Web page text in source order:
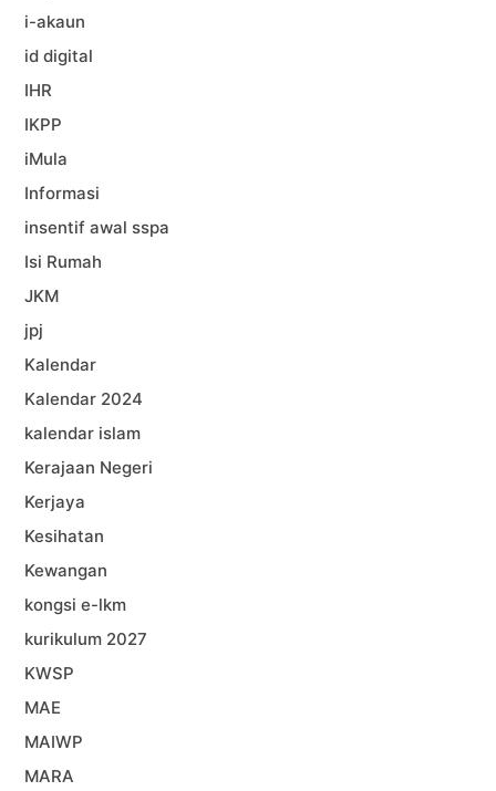
i-akaun
id digital
IHR
IKPP
iMula
Informasi
insentif awal sspa
Isi Rumah
JKM
jpj
Kalendar
Kalendar 2024
kalendar islam
Kerajaan Negeri
Kerjaya
Kesihatan
Kewangan
kongsi e-lkm
kurikulum 2027
KWSP
MAE
MAIWP
MARA